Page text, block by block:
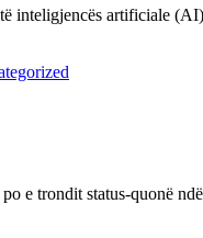
inteligjencës artificiale
e trondit status-quonë